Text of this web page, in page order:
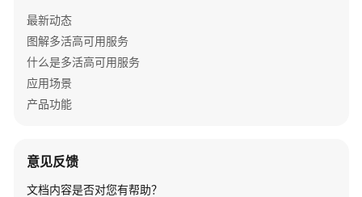
用
场
景
参
置
说
明
最新动态
图解多活高可用服务
什么是多活高可用服务
应用场景
产品功能
意见反馈
文档内容是否对您有帮助？